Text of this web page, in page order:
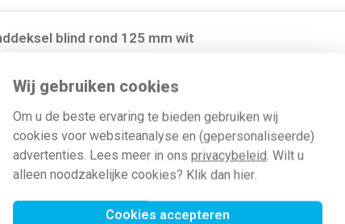
Wij gebruiken cookies
Om u de beste ervaring te bieden gebruiken wij
cookies voor websiteanalyse en (gepersonaliseerde)
advertenties. Lees meer in ons privacybeleid. Wilt u
alleen noodzakelijke cookies? Klik dan hier.
Cookies accepteren
blind rond 125 mm wit
rond. Afmeting: diameter 125 mm, diepte 5 mm. Deksel voor
Artikelnummer:224404
SKU:AT1340
EAN:8712259000930
in huis*